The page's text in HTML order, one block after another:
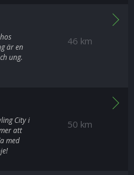
46 km
är en
ung.
50 km
City i
att
med